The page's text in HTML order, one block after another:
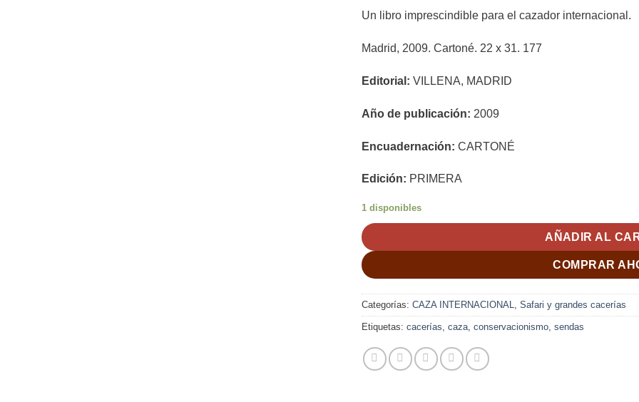
Un libro imprescindible para el cazador internacional.
Madrid, 2009. Cartoné. 22 x 31. 177
Editorial: VILLENA, MADRID
Año de publicación: 2009
Encuadernación: CARTONÉ
Edición: PRIMERA
1 disponibles
AÑADIR AL
COMPRAR
Categorías: CAZA INTERNACIONAL Safari y grandes cacerías
Etiquetas: cacerías caza conservacionismo sendas